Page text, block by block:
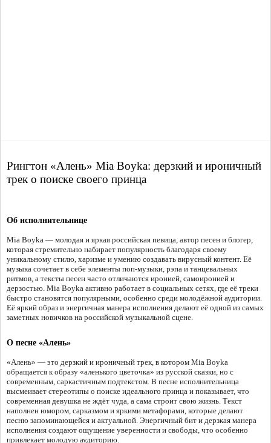
Рингтон «Алень» Mia Boyka: дерзкий и ироничный
трек о поиске своего принца
Об исполнительнице
Mia Boyka — молодая и яркая российская певица, автор песен и блогер,
которая стремительно набирает популярность благодаря своему
уникальному стилю, харизме и умению создавать вирусный контент. Её
музыка сочетает в себе элементы поп-музыки, рэпа и танцевальных
ритмов, а тексты песен часто отличаются иронией, самоиронией и
дерзостью. Mia Boyka активно работает в социальных сетях, где её треки
быстро становятся популярными, особенно среди молодёжной аудитории.
Её яркий образ и энергичная манера исполнения делают её одной из самых
заметных новичков на российской музыкальной сцене.
О песне «Алень»
«Алень» — это дерзкий и ироничный трек, в котором Mia Boyka
обращается к образу «аленького цветочка» из русской сказки, но с
современным, саркастичным подтекстом. В песне исполнительница
высмеивает стереотипы о поиске идеального принца и показывает, что
современная девушка не ждёт чуда, а сама строит свою жизнь. Текст
наполнен юмором, сарказмом и яркими метафорами, которые делают
песню запоминающейся и актуальной. Энергичный бит и дерзкая манера
исполнения создают ощущение уверенности и свободы, что особенно
привлекает молодую аудиторию.